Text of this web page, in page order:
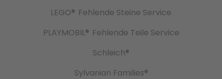
LEGO® Fehlende Steine Service
PLAYMOBIL® Fehlende Teile Service
Schleich®
Sylvanian Families®